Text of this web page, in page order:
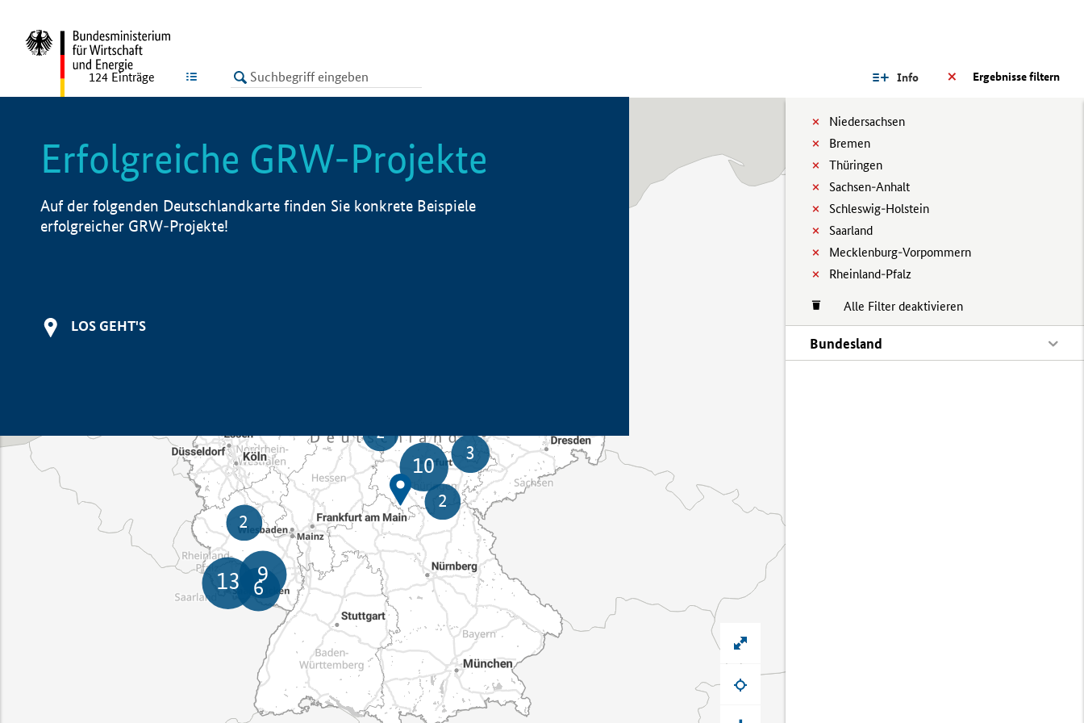
LISTE Ergebnisse filtern
Info
Niedersachsen
Bremen
Thüringen
Sachsen-Anhalt
Schleswig-Holstein
Saarland
Mecklenburg-Vorpommern
Rheinland-Pfalz
Alle Filter deaktivieren
Bundesland
124 Einträge
Erfolgreiche GRW-Projekte
Auf der folgenden Deutschlandkarte finden Sie konkrete Beispiele
erfolgreicher GRW-Projekte!
LOS GEHT'S